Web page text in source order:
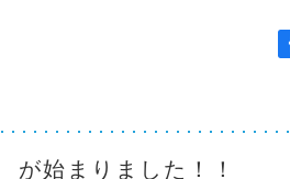
始まりました！！